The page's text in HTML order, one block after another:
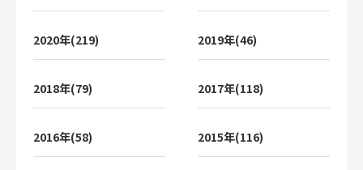
2020年(219) 2019年(46)
2018年(79) 2017年(118)
2016年(58) 2015年(116)